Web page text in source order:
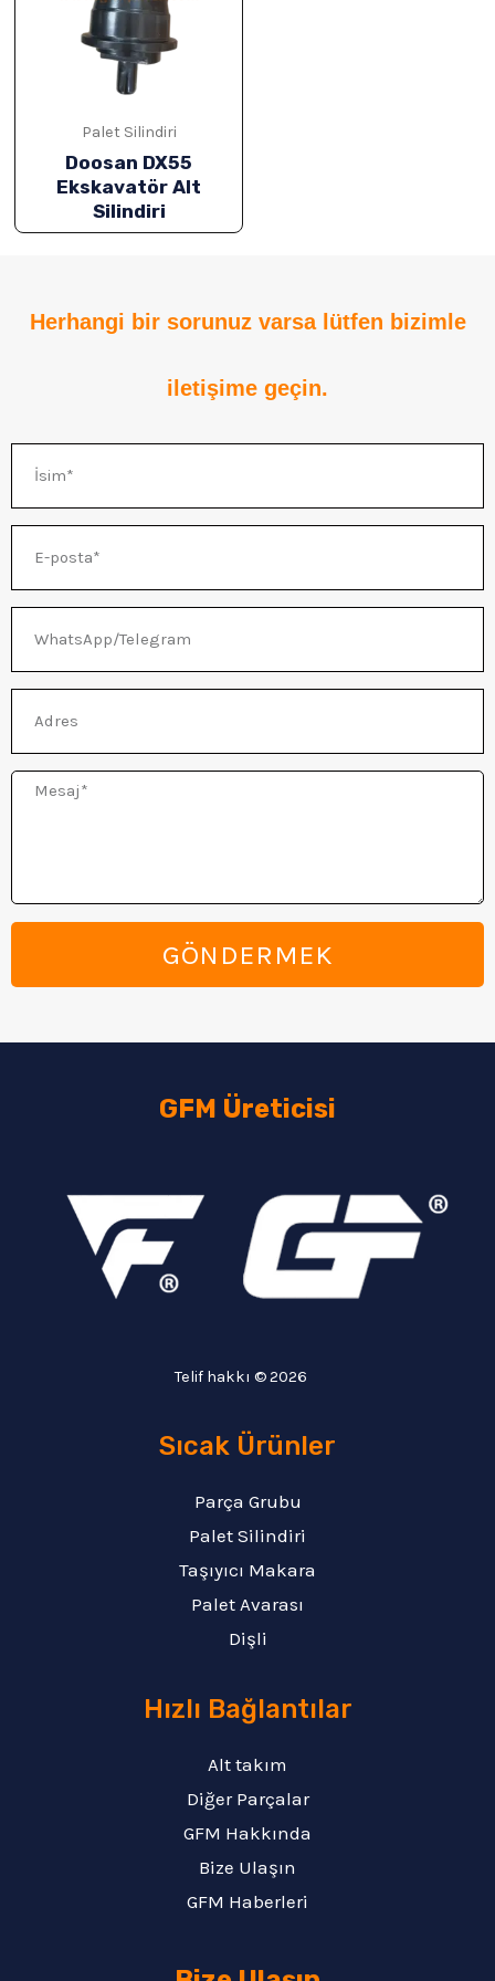
Palet Silindiri
Doosan DX55
Ekskavatör Alt
Silindiri
Herhangi bir sorunuz varsa lütfen bizimle
iletişime geçin.
Mesaj
GÖNDERMEK
GFM Üreticisi
Telif hakkı © 2026
Sıcak Ürünler
Parça Grubu
Palet Silindiri
Taşıyıcı Makara
Palet Avarası
Dişli
Hızlı Bağlantılar
Alt takım
Diğer Parçalar
GFM Hakkında
Bize Ulaşın
GFM Haberleri